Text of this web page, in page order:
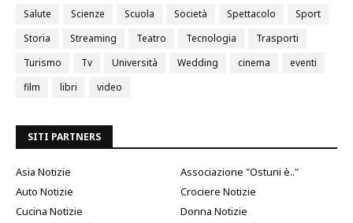
Salute
Scienze Scuola Società Spettacolo
Sport
Storia
Streaming Teatro Tecnologia
Trasporti
Turismo
Tv Università Wedding cinema
eventi
film
libri video
SITI PARTNERS
Asia Notizie
Associazione "Ostuni è.."
Auto Notizie
Crociere Notizie
Cucina Notizie
Donna Notizie